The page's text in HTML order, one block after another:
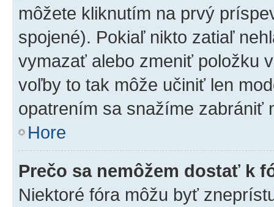
môžete kliknutím na prvý
spojené). Pokiaľ nikto zatiaľ
vymazať alebo zmeniť položku
voľby to tak môže učiniť len
opatrením sa snažíme zabrániť
Hore
Prečo sa nemôžem dostať k
Niektoré fóra môžu byť